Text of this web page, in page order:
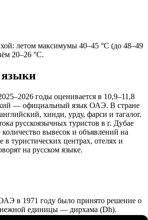
летом максимумы 40–45 °C (до 48–49
20–26 °C.
языки
годы оценивается в 10,9–11,8
— официальный язык ОАЭ. В стране
хинди, урду, фарси и тагалог.
русскоязычных туристов в г. Дубае
вывесок и объявлений на
в туристических центрах, отелях и
на русском языке.
в 1971 году было принято решение о
единицы — дирхама (Dh).​